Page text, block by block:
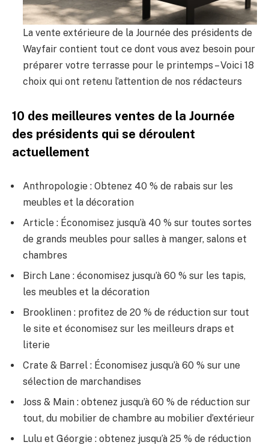
La vente extérieure de la Journée des présidents de
Wayfair contient tout ce dont vous avez besoin pour
préparer votre terrasse pour le printemps – Voici 18
choix qui ont retenu l’attention de nos rédacteurs
10 des meilleures ventes de la Journée
des présidents qui se déroulent
actuellement
Anthropologie : Obtenez 40 % de rabais sur les
meubles et la décoration
Article : Économisez jusqu’à 40 % sur toutes sortes
de grands meubles pour salles à manger, salons et
chambres
Birch Lane : économisez jusqu’à 60 % sur les tapis,
les meubles et la décoration
Brooklinen : profitez de 20 % de réduction sur tout
le site et économisez sur les meilleurs draps et
literie
Crate & Barrel : Économisez jusqu’à 60 % sur une
sélection de marchandises
Joss & Main : obtenez jusqu’à 60 % de réduction sur
tout, du mobilier de chambre au mobilier d’extérieur
Lulu et Géorgie : obtenez jusqu’à 25 % de réduction